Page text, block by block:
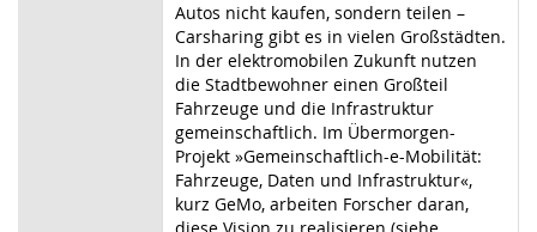
Autos nicht kaufen, sondern teilen –
Carsharing gibt es in vielen Großstädten.
In der elektromobilen Zukunft nutzen
die Stadtbewohner einen Großteil
Fahrzeuge und die Infrastruktur
gemeinschaftlich. Im Übermorgen-
Projekt »Gemeinschaftlich-e-Mobilität:
Fahrzeuge, Daten und Infrastruktur«,
kurz GeMo, arbeiten Forscher daran,